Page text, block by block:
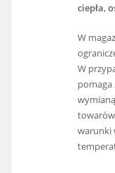
ciepła,
W
W
pomaga
warunki